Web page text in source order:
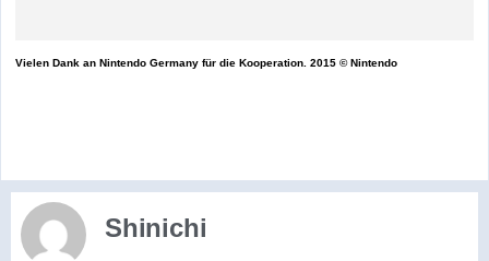
Vielen Dank an Nintendo Germany für die Kooperation. 2015 © Nintendo
Shinichi